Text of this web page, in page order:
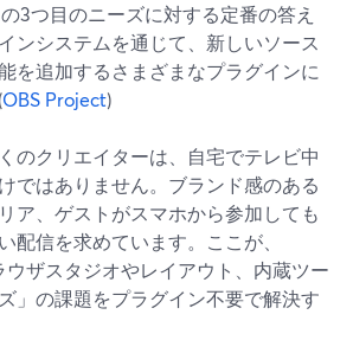
3つ目のニーズに対する定番の答え
ンシステムを通じて、新しいソース
を追加するさまざまなプラグインに
OBS Project)
のクリエイターは、自宅でテレビ中
ではありません。ブランド感のある
ア、ゲストがスマホから参加しても
配信を求めています。ここが、
ザスタジオやレイアウト、内蔵ツー
」の課題をプラグイン不要で解決す